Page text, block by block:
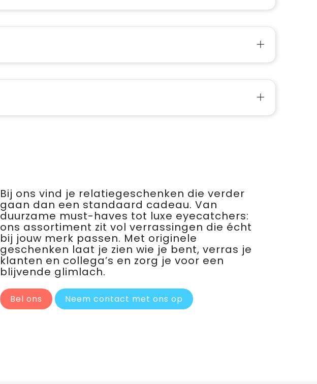
Bij ons vind je relatiegeschenken die verder
gaan dan een standaard cadeau. Van
duurzame must-haves tot luxe eyecatchers:
ons assortiment zit vol verrassingen die écht
bij jouw merk passen. Met originele
geschenken laat je zien wie je bent, verras je
klanten en collega’s en zorg je voor een
blijvende glimlach.
Bel ons Neem contact met ons op